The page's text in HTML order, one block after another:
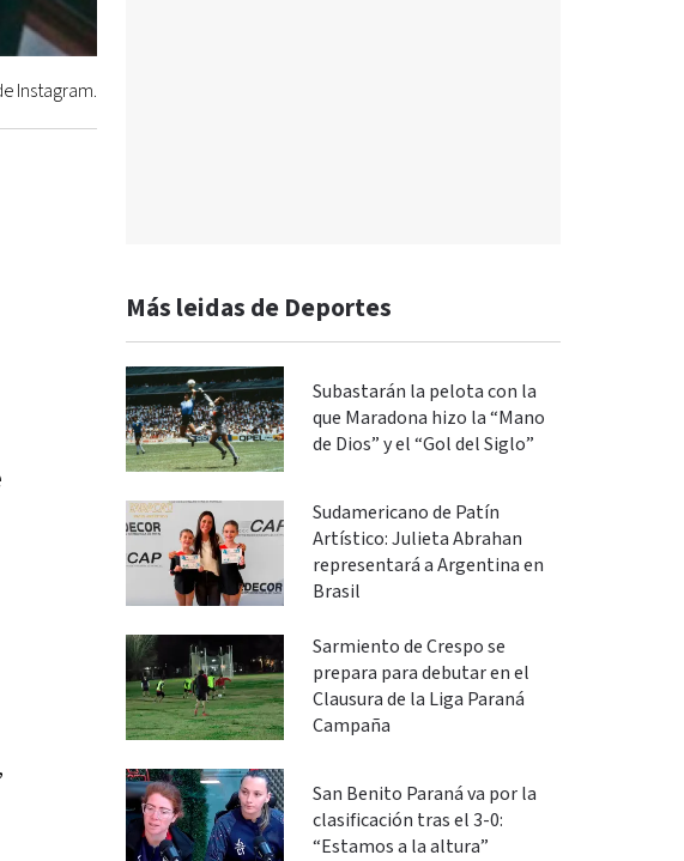
Instagram.
Más leidas de Deportes
Subastarán la pelota con la
que Maradona hizo la “Mano
de Dios” y el “Gol del Siglo”
Sudamericano de Patín
Artístico: Julieta Abrahan
representará a Argentina en
Brasil
Sarmiento de Crespo se
prepara para debutar en el
Clausura de la Liga Paraná
Campaña
San Benito Paraná va por la
clasificación tras el 3-0:
“Estamos a la altura”